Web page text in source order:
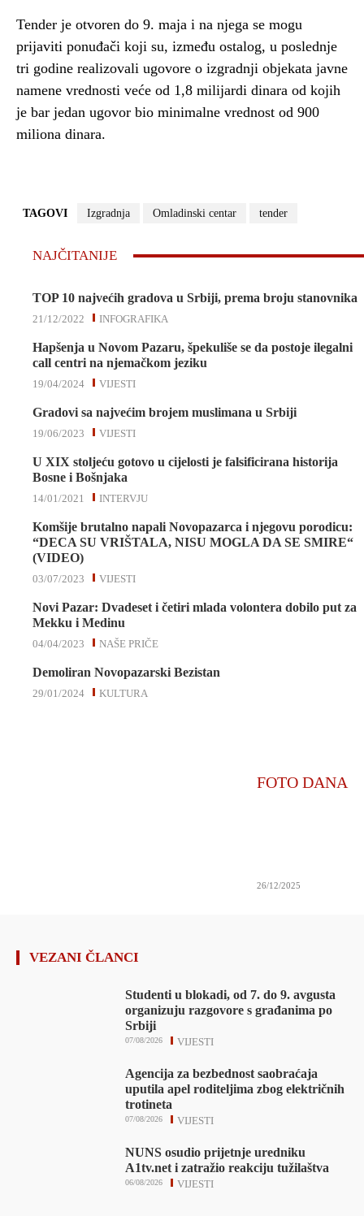
Tender je otvoren do 9. maja i na njega se mogu
prijaviti ponuđači koji su, između ostalog, u poslednje
tri godine realizovali ugovore o izgradnji objekata javne
namene vrednosti veće od 1,8 milijardi dinara od kojih
je bar jedan ugovor bio minimalne vrednost od 900
miliona dinara.
TAGOVI Izgradnja Omladinski centar tender
NAJČITANIJE
TOP 10 najvećih gradova u Srbiji, prema broju stanovnika
INFOGRAFIKA
21/12/2022
Hapšenja u Novom Pazaru, špekuliše se da postoje ilegalni
call centri na njemačkom jeziku
VIJESTI
19/04/2024
Gradovi sa najvećim brojem muslimana u Srbiji
VIJESTI
19/06/2023
U XIX stoljeću gotovo u cijelosti je falsificirana historija
Bosne i Bošnjaka
INTERVJU
14/01/2021
Komšije brutalno napali Novopazarca i njegovu porodicu:
“DECA SU VRIŠTALA, NISU MOGLA DA SE SMIRE“
(VIDEO)
VIJESTI
03/07/2023
Novi Pazar: Dvadeset i četiri mlada volontera dobilo put za
Mekku i Medinu
NAŠE PRIČE
04/04/2023
Demoliran Novopazarski Bezistan
KULTURA
29/01/2024
FOTO DANA
26/12/2025
VEZANI ČLANCI
Studenti u blokadi, od 7. do 9. avgusta
organizuju razgovore s građanima po
Srbiji
VIJESTI
07/08/2026
Agencija za bezbednost saobraćaja
uputila apel roditeljima zbog električnih
trotineta
VIJESTI
07/08/2026
NUNS osudio prijetnje uredniku
A1tv.net i zatražio reakciju tužilaštva
VIJESTI
06/08/2026